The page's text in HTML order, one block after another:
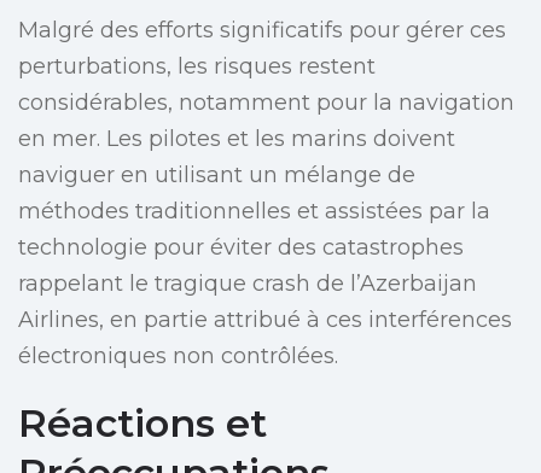
Malgré des efforts significatifs pour gérer ces
perturbations, les risques restent
considérables, notamment pour la navigation
en mer. Les pilotes et les marins doivent
naviguer en utilisant un mélange de
méthodes traditionnelles et assistées par la
technologie pour éviter des catastrophes
rappelant le tragique crash de l’Azerbaijan
Airlines, en partie attribué à ces interférences
électroniques non contrôlées.
Réactions et